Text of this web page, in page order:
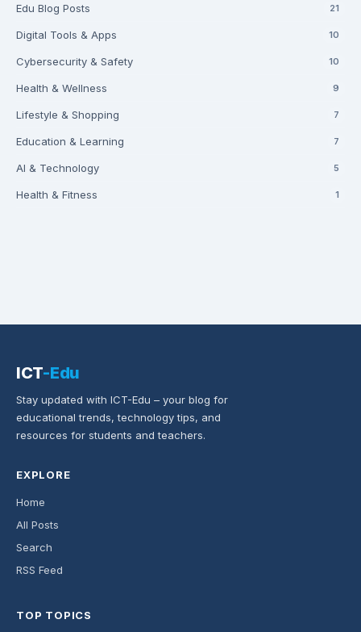
Edu Blog Posts 21
Digital Tools & Apps 10
Cybersecurity & Safety 10
Health & Wellness 9
Lifestyle & Shopping 7
Education & Learning 7
AI & Technology 5
Health & Fitness 1
ICT-Edu
Stay updated with ICT-Edu – your blog for
educational trends, technology tips, and
resources for students and teachers.
EXPLORE
Home
All Posts
Search
RSS Feed
TOP TOPICS